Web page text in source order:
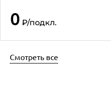
0 ₽/подкл.
Смотреть все